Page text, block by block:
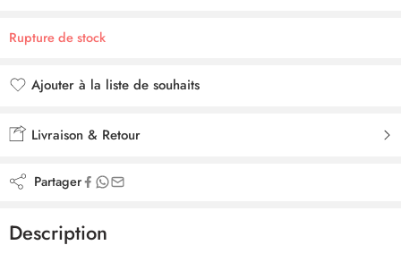
Rupture de stock
Ajouter à la liste de souhaits
Livraison & Retour
Partager
Description